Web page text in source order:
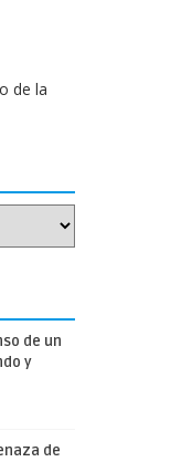
de la
de un
y
de